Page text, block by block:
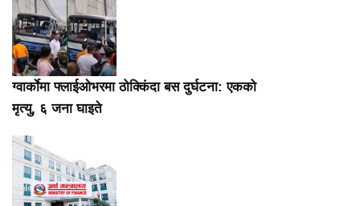
ग्वार्काेमा फ्लाईओभरमा ठोक्किंदा बस दुर्घटना: एकको
मृत्यु, ६ जना घाइते